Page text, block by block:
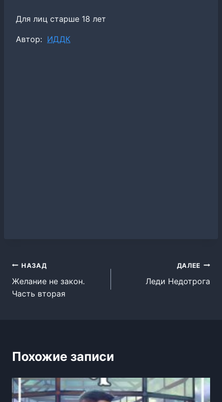
Для лиц старше 18 лет
Метки
Автор: ИДДК
Навигация
по
НАЗАД
Желание не закон.
Часть вторая
ДАЛЕЕ
Леди Недотрога
Похожие записи